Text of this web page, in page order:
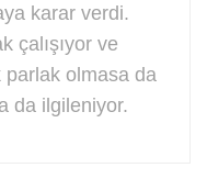
karar verdi.
çalışıyor ve
olmasa da
da ilgileniyor.